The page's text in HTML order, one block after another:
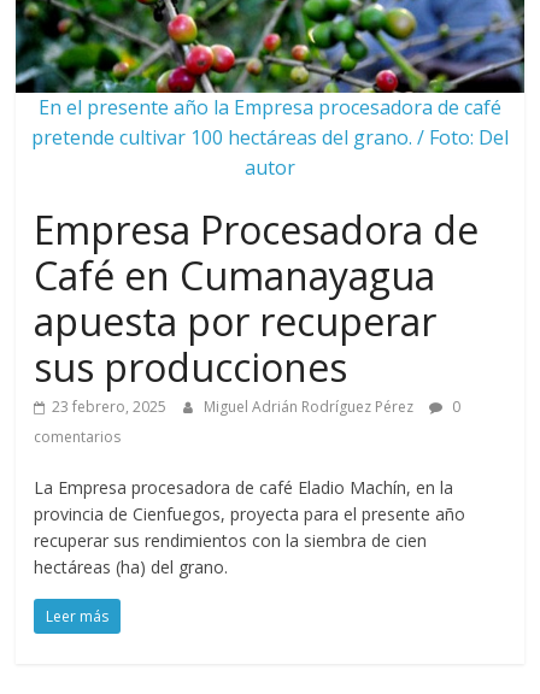
En el presente año la Empresa procesadora de café
pretende cultivar 100 hectáreas del grano. / Foto: Del
autor
Empresa Procesadora de
Café en Cumanayagua
apuesta por recuperar
sus producciones
23 febrero, 2025 Miguel Adrián Rodríguez Pérez
0
comentarios
La Empresa procesadora de café Eladio Machín, en la
provincia de Cienfuegos, proyecta para el presente año
recuperar sus rendimientos con la siembra de cien
hectáreas (ha) del grano.
Leer más